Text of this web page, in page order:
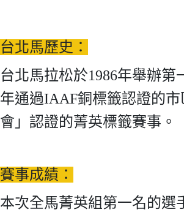
台北馬歷史：
台北馬拉松於1986年舉辦
年通過IAAF銅標籤認證的
會」認證的菁英標籤賽事。
賽事成績：
本次全馬菁英組第一名的選